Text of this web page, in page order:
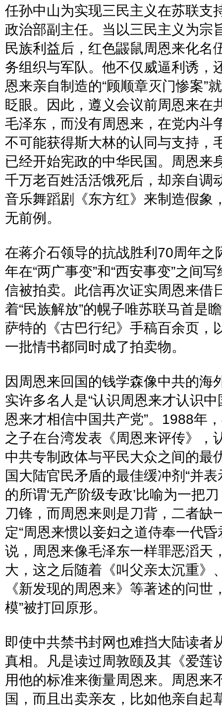
任孙中山为实现三民主义在苏联支
政治部副主任。当以三民主义为宗
民族利益后，红色鼹鼠周恩来化名
务组织与军队。他不仅威逼利诱，
恩来亲自制造的“顾顺章灭门惨案”
眨眼。因此，遵义会议前周恩来在
毛泽东，而没有周恩来，在党内斗
不可能获得斯大林的认同与支持，
已经开始宪政的中华民国。 周恩来
千万老百姓活活饿死后，却亲自调
音乐舞蹈剧《东方红》来制造假象
无前例。
在蒋介石领导的抗战胜利 70周年之
年在“两广事变”和“西安事变”之间写
信被拍卖。此信再次证实周恩来借
着“民族解放”的幌子唯苏联马首是
萨特的《古巴行纪》手稿百余页，
一批情书都同时成了拍卖物。
因周恩来回国的钱学森像中共的海
实许多名人是“认识周恩来才认识
恩来才相信中国共产党”。 1988年
之子在台湾发表《周恩来评传》，
中共专制政体与平民大众之间的最
国大陆官民矛盾的最佳缓冲剂 “并表
的所谓‘无产阶级专政’比喻为一把
刀锋，而周恩来则是刀背，二者缺
定“周恩来惯以妾妇之道侍奉一代昏
说，周恩来像毛泽东一样罪恶滔天
大，这之后随着《叫父亲太沉重》
《新发现的周恩来》等著述的问世
模”被打回原形。
即使中共禁书封网也难挡大陆读者
真相。凡是读过周敦颐及其《爱莲
用他的标准来衡量周恩来。周恩来
国，而且出卖亲友，比如他亲自起